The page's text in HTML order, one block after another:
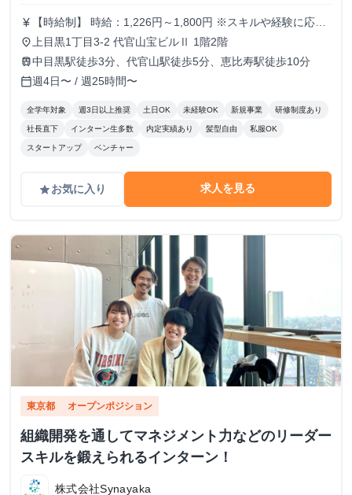
currency_yen
【時給制】 時給：1,226円～1,800円 ※スキルや経験に応じ
て昇給します。 ※部署によってはインセンティブ制度あり
【月給制】 尚、フルコミットできる方は月給制もご用意し
ております。 月給: 230,000円〜 ※毎月行う評価面談により
毎月昇給の可能性あり ※年間の昇給平均額80,000円 <モデ
ル月収> 260,000円 /入社6ヶ月 330,000円 /入社1年
place 上目黒1丁目3-2 代官山宝ビルⅡ 1階2階
train中目黒駅徒歩3分、代官山駅徒歩5分、恵比寿駅徒歩10分
calendar_today週4日〜 / 週25時間〜
全学年対象 週3日以上推奨 土日OK 未経験OK 新規事業 研修制度あり
社長直下 インターン生多数 内定実績あり 髪型自由 私服OK
スタートアップ ベンチャー
gradeお気に入り 求人を見る
東京都 オープンポジション
組織開発を通してマネジメント力などのリーダー
スキルを鍛えられるインターン！
株式会社Synayaka